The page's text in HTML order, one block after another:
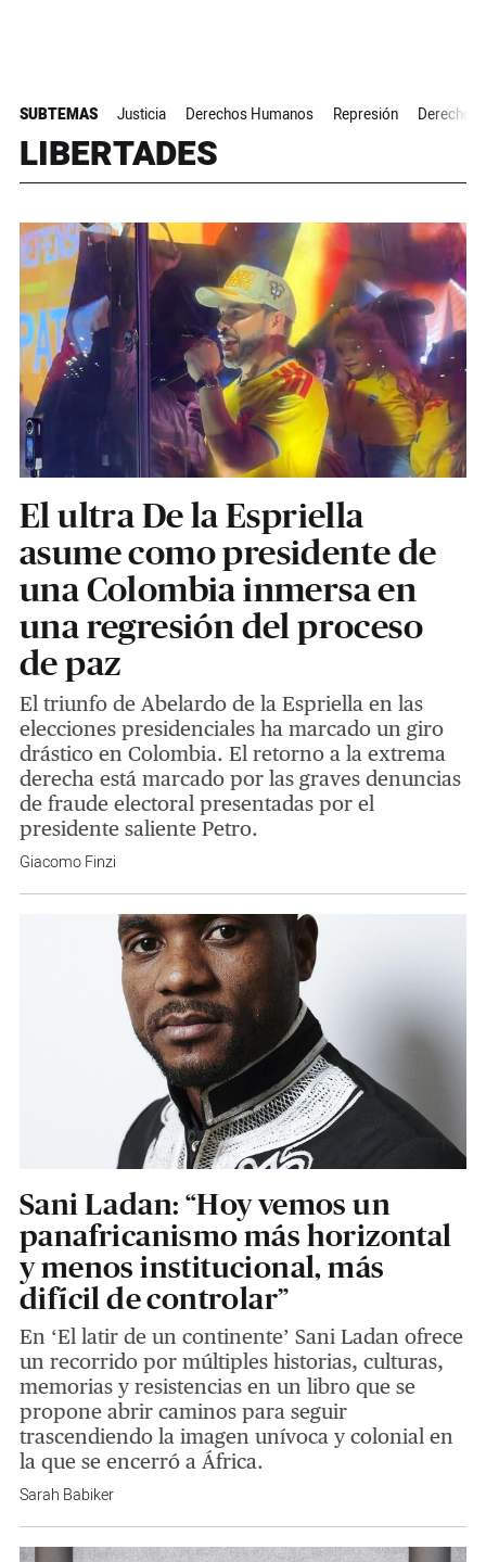
SUBTEMAS Justicia Derechos Humanos Represión Derechos
LIBERTADES
El ultra De la Espriella
asume como presidente de
una Colombia inmersa en
una regresión del proceso
de paz
El triunfo de Abelardo de la Espriella en las
elecciones presidenciales ha marcado un giro
drástico en Colombia. El retorno a la extrema
derecha está marcado por las graves denuncias
de fraude electoral presentadas por el
presidente saliente Petro.
Giacomo Finzi
Sani Ladan: “Hoy vemos un
panafricanismo más horizontal
y menos institucional, más
difícil de controlar”
En ‘El latir de un continente’ Sani Ladan ofrece
un recorrido por múltiples historias, culturas,
memorias y resistencias en un libro que se
propone abrir caminos para seguir
trascendiendo la imagen unívoca y colonial en
la que se encerró a África.
Sarah Babiker